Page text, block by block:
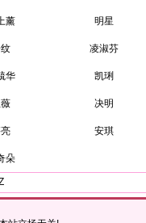
薰 明星
凌淑芬
华 凯琍
决明
安琪
朵